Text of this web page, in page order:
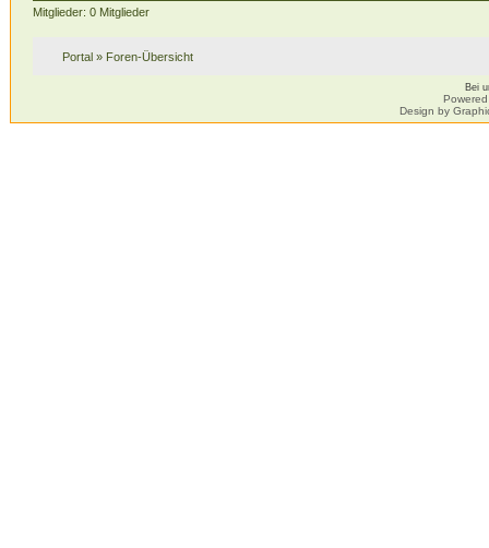
Mitglieder: 0 Mitglieder
Portal » Foren-Übersicht
Bei
Design by